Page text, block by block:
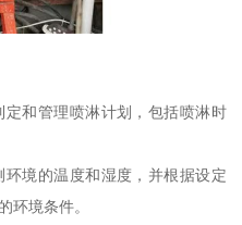
和管理喷淋计划，包括喷淋时
境的温度和湿度，并根据设定
环境条件。